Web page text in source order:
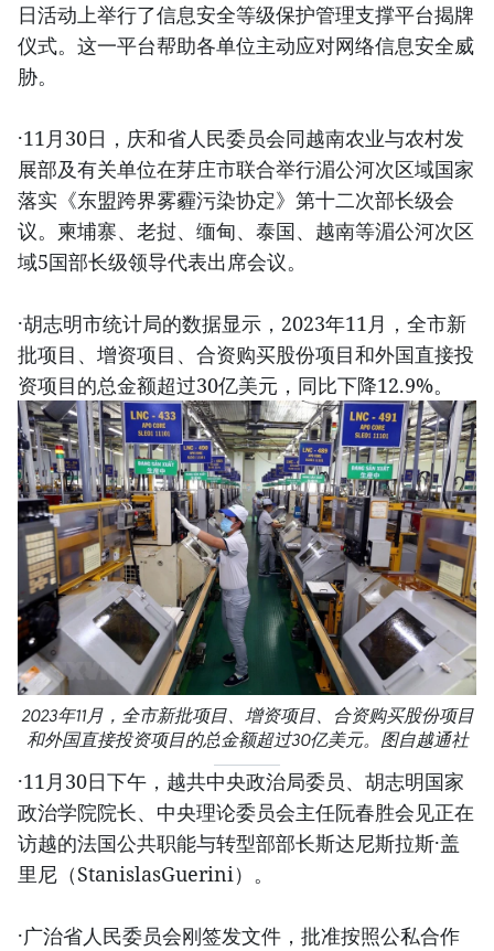
日活动上举行了信息安全等级保护管理支撑平台揭牌
仪式。这一平台帮助各单位主动应对网络信息安全威
胁。
·11月30日，庆和省人民委员会同越南农业与农村发
展部及有关单位在芽庄市联合举行湄公河次区域国家
落实《东盟跨界雾霾污染协定》第十二次部长级会
议。柬埔寨、老挝、缅甸、泰国、越南等湄公河次区
域5国部长级领导代表出席会议。
·胡志明市统计局的数据显示，2023年11月，全市新
批项目、增资项目、合资购买股份项目和外国直接投
资项目的总金额超过30亿美元，同比下降12.9%。
2023年11月，全市新批项目、增资项目、合资购买股份项目
和外国直接投资项目的总金额超过30亿美元。图自越通社
·11月30日下午，越共中央政治局委员、胡志明国家
政治学院院长、中央理论委员会主任阮春胜会见正在
访越的法国公共职能与转型部部长斯达尼斯拉斯·盖
里尼（StanislasGuerini）。
·广治省人民委员会刚签发文件，批准按照公私合作